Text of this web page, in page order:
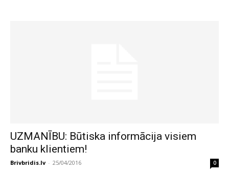
UZMANĪBU: Būtiska informācija visiem
banku klientiem!
Brivbridis.lv - 25/04/2016 0